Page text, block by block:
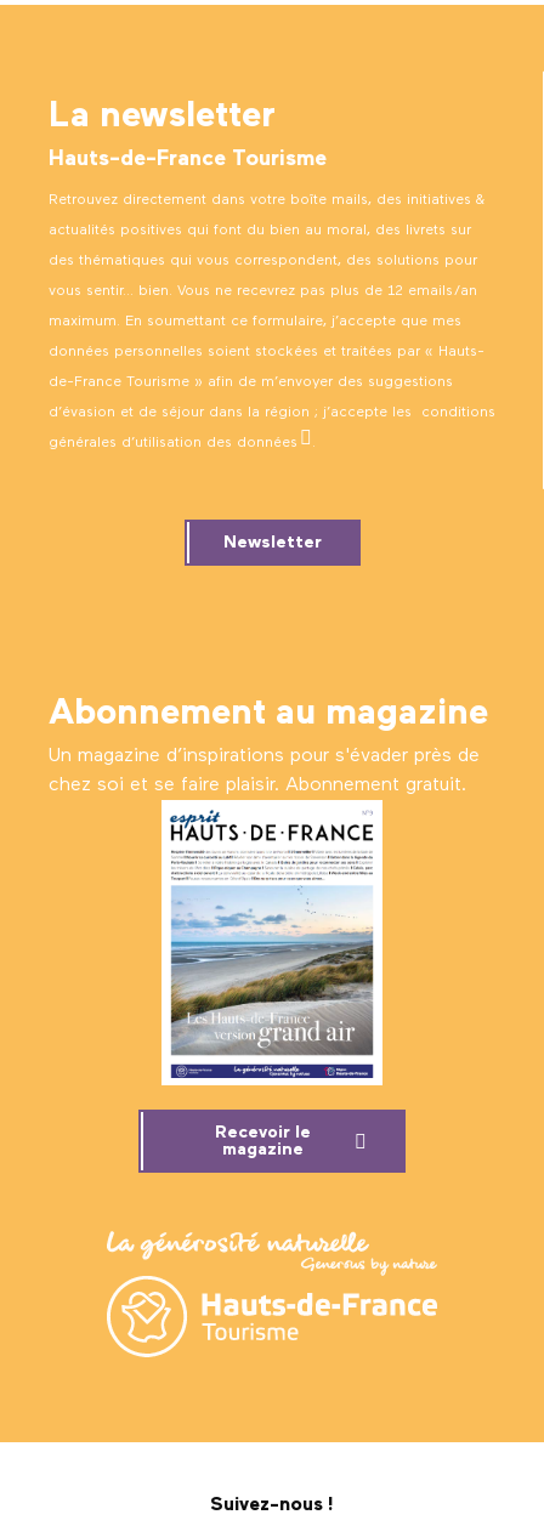
La newsletter
Hauts-de-France Tourisme
Retrouvez directement dans votre boîte mails, des initiatives &
actualités positives qui font du bien au moral, des livrets sur
des thématiques qui vous correspondent, des solutions pour
vous sentir… bien. Vous ne recevrez pas plus de 12 emails/an
maximum. En soumettant ce formulaire, j’accepte que mes
données personnelles soient stockées et traitées par « Hauts-
de-France Tourisme » afin de m’envoyer des suggestions
d’évasion et de séjour dans la région ; j’accepte les conditions
générales d’utilisation des données .
Newsletter
Abonnement au magazine
Un magazine d’inspirations pour s'évader près de
chez soi et se faire plaisir. Abonnement gratuit.
Recevoir le
magazine
Suivez-nous !